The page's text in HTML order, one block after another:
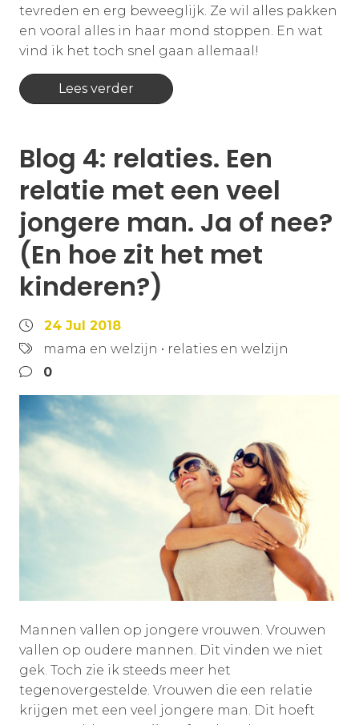
tevreden en erg beweeglijk. Ze wil alles pakken
en vooral alles in haar mond stoppen. En wat
vind ik het toch snel gaan allemaal!
Lees verder
Blog 4: relaties. Een
relatie met een veel
jongere man. Ja of nee?
(En hoe zit het met
kinderen?)
24 Jul 2018
mama en welzijn • relaties en welzijn
0
Mannen vallen op jongere vrouwen. Vrouwen
vallen op oudere mannen. Dit vinden we niet
gek. Toch zie ik steeds meer het
tegenovergestelde. Vrouwen die een relatie
krijgen met een veel jongere man. Dit hoeft